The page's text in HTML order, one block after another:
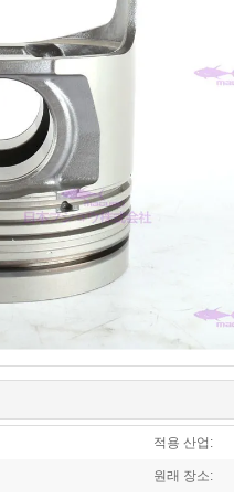
적용 산업:
원래 장소: